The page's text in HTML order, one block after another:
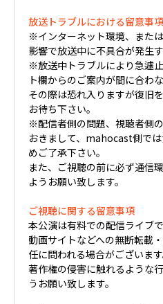
放送トラブルにおける留意事項
※インターネット環境、また
影響で放送中に不具合が発生
※放送中トラブルにより急遽
ト欄からのご案内が間に合わ
その際は恐れ入りますが復旧
お待ち下さい。
※配信者側の問題、視聴者側
おきまして、mahocast側で
めご了承下さい。
また、ご視聴の前に必ず通信
ようお願い致します。
ご視聴に関する留意事項
本公演は有料での配信ライブで
動画サイトなどへの無断転載
任に問われる場合がございます
著作権の侵害に触れるような
うお願い致します。